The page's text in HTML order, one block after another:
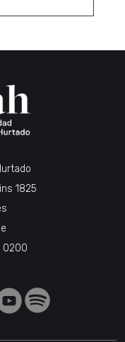
1825
0200